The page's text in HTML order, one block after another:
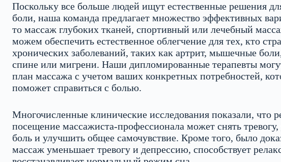
Поскольку все больше людей ищут естественные решения
боли, наша команда предлагает множество эффективных
то массаж глубоких тканей, спортивный или лечебный
можем обеспечить естественное облегчение для тех, кто
хронических заболеваний, таких как артрит, мышечные
спине или мигрени. Наши дипломированные терапевты
план массажа с учетом ваших конкретных потребностей,
поможет справиться с болью.
Многочисленные клинические исследования показали, что
посещение массажиста-профессионала может снять
боль и улучшить общее самочувствие. Кроме того, было
массаж уменьшает тревогу и депрессию, способствует